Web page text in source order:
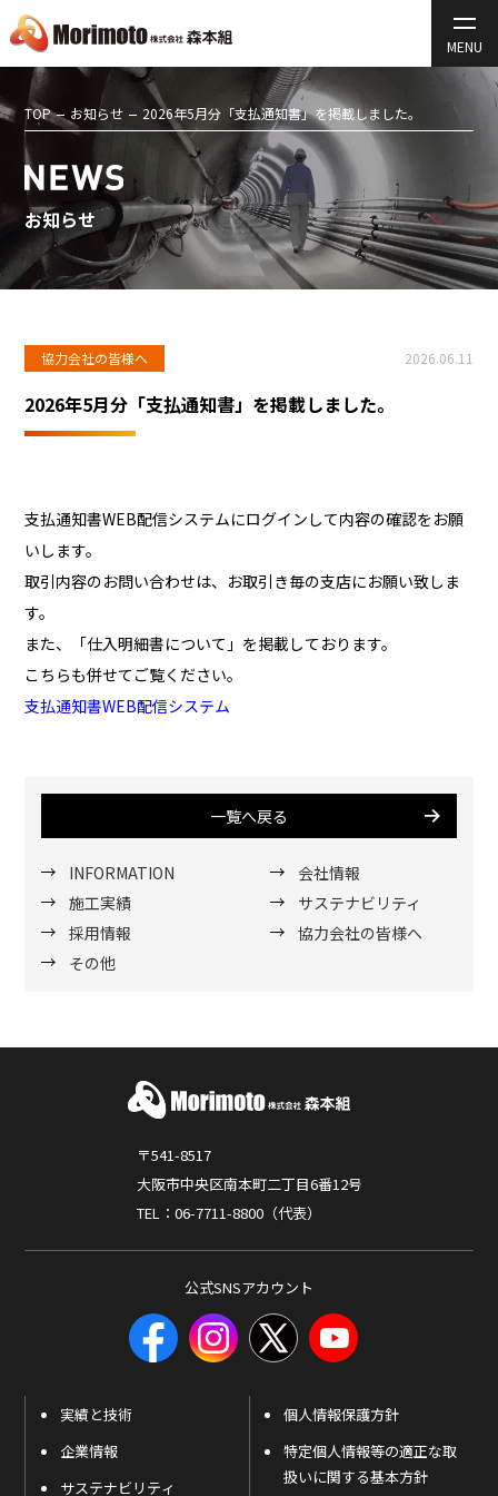
TOP お知らせ 2026年5月分「支払通知書」を掲載しました。
お知らせ
協力会社の皆様へ 2026.06.11
2026年5月分「支払通知書」を掲載しました。
支払通知書WEB配信システムにログインして内容の確認をお願
いします。
取引内容のお問い合わせは、お取引き毎の支店にお願い致しま
す。
また、「仕入明細書について」を掲載しております。
こちらも併せてご覧ください。
支払通知書WEB配信システム
一覧へ戻る
INFORMATION
会社情報
施工実績
サステナビリティ
採用情報
協力会社の皆様へ
その他
〒541-8517
大阪市中央区南本町二丁目6番12号
TEL：06-7711-8800（代表）
公式SNSアカウント
実績と技術
企業情報
サステナビリティ
個人情報保護方針
特定個人情報等の適正な取
扱いに関する基本方針